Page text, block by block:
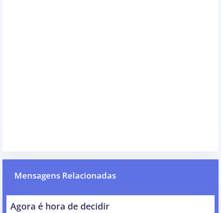
Mensagens Relacionadas
Agora é hora de decidir